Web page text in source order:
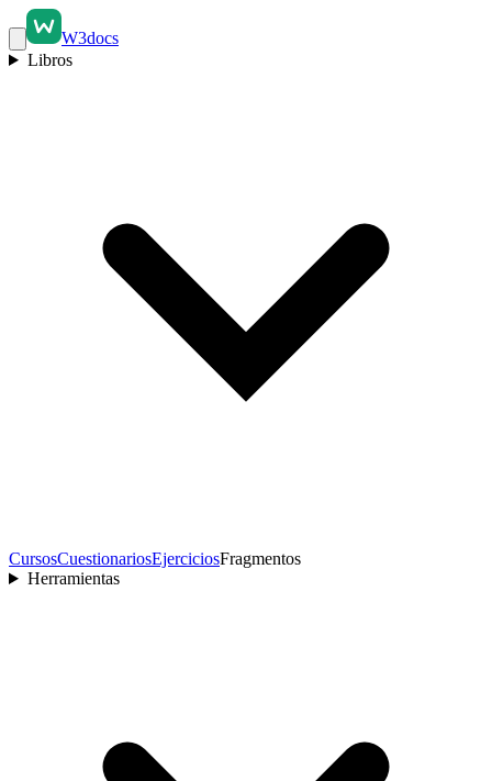
W3docs
Libros
CursosCuestionariosEjerciciosFragmentos
Herramientas